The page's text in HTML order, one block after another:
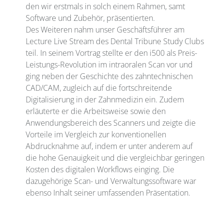
den wir erstmals in solch einem Rahmen, samt
Software und Zubehör, präsentierten.
Des Weiteren nahm unser Geschäftsführer am
Lecture Live Stream des Dental Tribune Study Clubs
teil. In seinem Vortrag stellte er den i500 als Preis-
Leistungs-Revolution im intraoralen Scan vor und
ging neben der Geschichte des zahntechnischen
CAD/CAM, zugleich auf die fortschreitende
Digitalisierung in der Zahnmedizin ein. Zudem
erläuterte er die Arbeitsweise sowie den
Anwendungsbereich des Scanners und zeigte die
Vorteile im Vergleich zur konventionellen
Abdrucknahme auf, indem er unter anderem auf
die hohe Genauigkeit und die vergleichbar geringen
Kosten des digitalen Workflows einging. Die
dazugehörige Scan- und Verwaltungssoftware war
ebenso Inhalt seiner umfassenden Präsentation.